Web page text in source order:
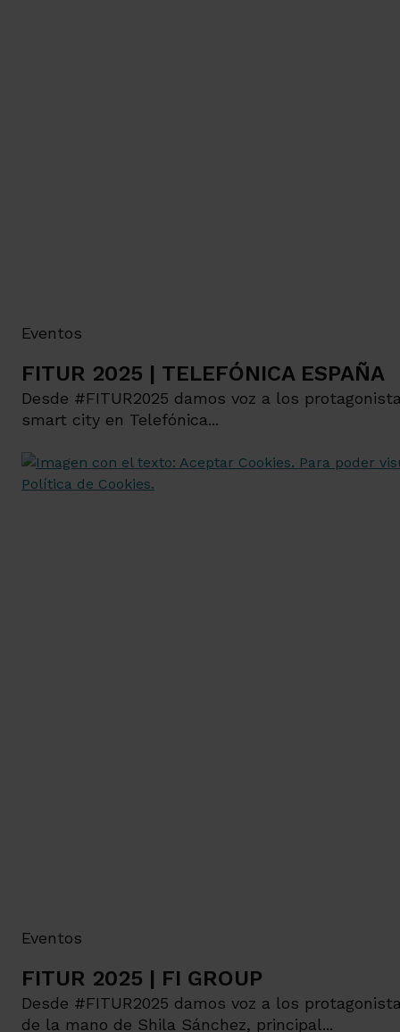
Eventos
FITUR 2025 | TELEFÓNICA ESPAÑA
Desde #FITUR2025 damos voz a los
smart city en Telefónica...
Eventos
FITUR 2025 | FI GROUP
Desde #FITUR2025 damos voz a los
de la mano de Shila Sánchez, principal...